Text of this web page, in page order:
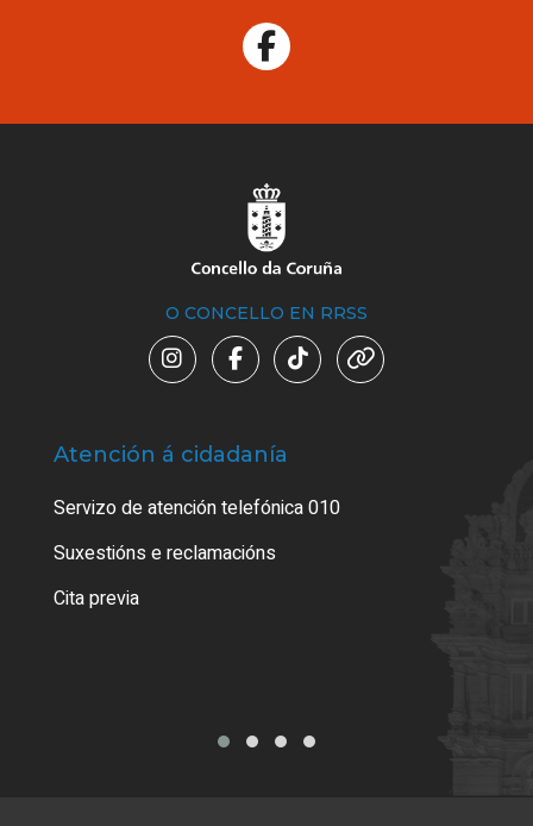
O CONCELLO EN RRSS
Atención á cidadanía
Servizo de atención telefónica 010
Suxestións e reclamacións
Cita previa